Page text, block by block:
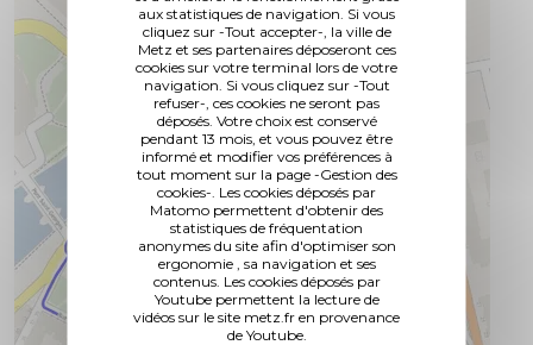
aux statistiques de navigation. Si vous
cliquez sur -Tout accepter-, la ville de
Metz et ses partenaires déposeront ces
cookies sur votre terminal lors de votre
navigation. Si vous cliquez sur -Tout
refuser-, ces cookies ne seront pas
déposés. Votre choix est conservé
pendant 13 mois, et vous pouvez être
informé et modifier vos préférences à
tout moment sur la page -Gestion des
cookies-. Les cookies déposés par
Matomo permettent d'obtenir des
statistiques de fréquentation
anonymes du site afin d'optimiser son
ergonomie , sa navigation et ses
contenus. Les cookies déposés par
Youtube permettent la lecture de
vidéos sur le site metz.fr en provenance
de Youtube.